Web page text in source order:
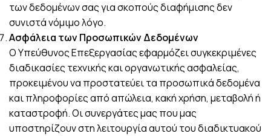
των δεδομένων σας για σκοπούς διαφήμισης δεν
συνιστά νόμιμο λόγο.
Ασφάλεια των Προσωπικών Δεδομένων
O Yπεύθυνος Επεξεργασίας εφαρμόζει συγκεκριμένες
διαδικασίες τεχνικής και οργανωτικής ασφαλείας,
προκειμένου να προστατεύει τα προσωπικά δεδομένα
και πληροφορίες από απώλεια, κακή χρήση, μεταβολή ή
καταστροφή. Οι συνεργάτες μας που μας
υποστηρίζουν στη λειτουργία αυτού του διαδικτυακού